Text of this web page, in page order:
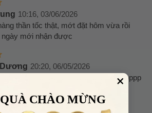
10:16, 03/06/2026
thần tốc thật, mớt đặt hôm vừa rồi
mới nhận được
20:20, 06/05/2026
kính mắt rồi, lần này ủng shop tiếpppp
Anh
CHÀO MỪNG